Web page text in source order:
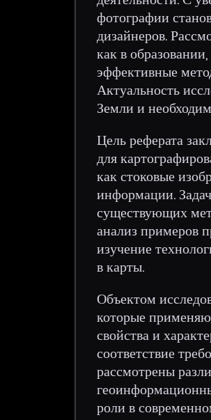
фотографии
дизайнеров.
как в
эффективные
Актуальность
Земли и
Цель реферата
для
как стоковые
информации.
существующих
анализ примеров
изучение
в карты.
Объектом
которые
свойства и
соответствие
рассмотрены
роли в